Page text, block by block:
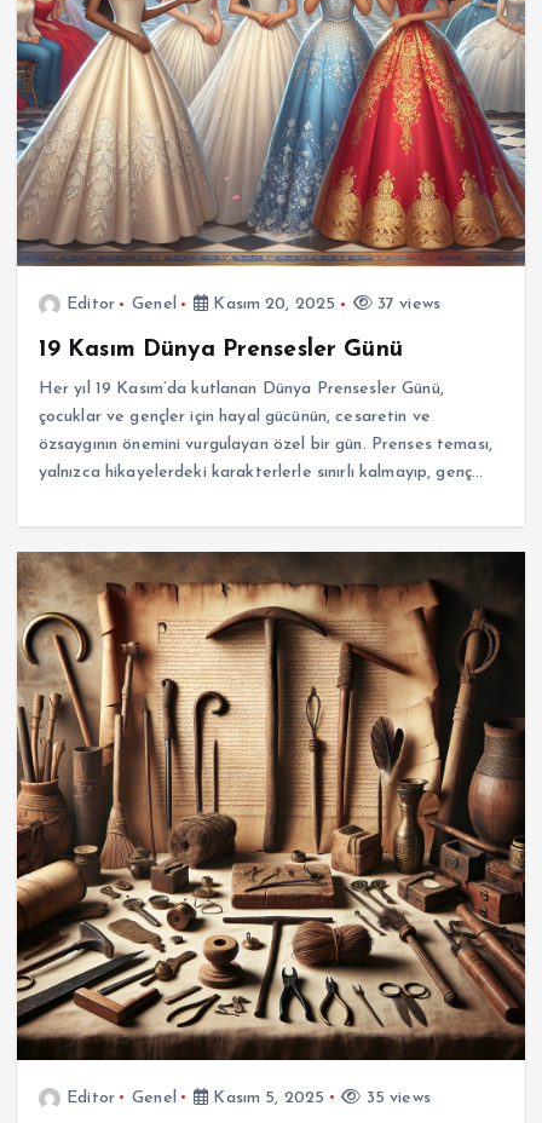
Editor Genel Kasım 20, 2025 37 views
19 Kasım Dünya Prensesler Günü
Her yıl 19 Kasım’da kutlanan Dünya Prensesler Günü,
çocuklar ve gençler için hayal gücünün, cesaretin ve
özsaygının önemini vurgulayan özel bir gün. Prenses teması,
yalnızca hikayelerdeki karakterlerle sınırlı kalmayıp, genç…
Editor Genel Kasım 5, 2025 35 views